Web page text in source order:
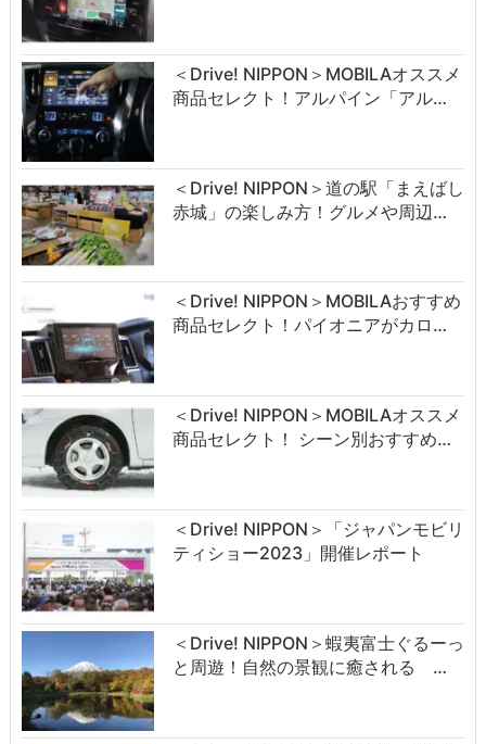
＜Drive! NIPPON＞MOBILAオススメ
商品セレクト！アルパイン「アル…
＜Drive! NIPPON＞道の駅「まえばし
赤城」の楽しみ方！グルメや周辺…
＜Drive! NIPPON＞MOBILAおすすめ
商品セレクト！パイオニアがカロ…
＜Drive! NIPPON＞MOBILAオススメ
商品セレクト！ シーン別おすすめ…
＜Drive! NIPPON＞「ジャパンモビリ
ティショー2023」開催レポート
＜Drive! NIPPON＞蝦夷富士ぐるーっ
と周遊！自然の景観に癒される …